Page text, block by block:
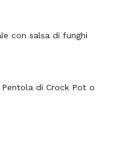
con salsa di funghi
di Crock Pot o